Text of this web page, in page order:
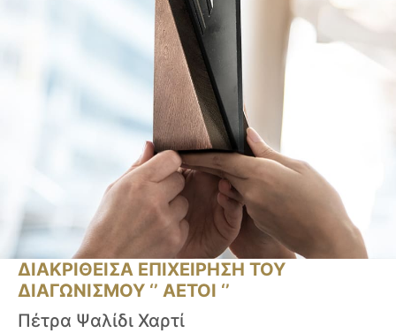
ΔΙΑΚΡΙΘΕΙΣΑ ΕΠΙΧΕΙΡΗΣΗ ΤΟΥ
ΔΙΑΓΩΝΙΣΜΟΥ ‘’ ΑΕΤΟΙ ‘’
Πέτρα Ψαλίδι Χαρτί